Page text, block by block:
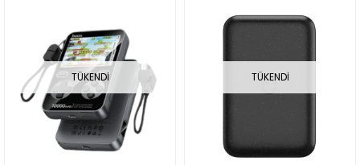
TÜKENDI TÜKENDI